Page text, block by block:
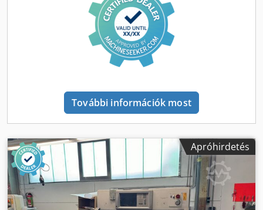
További információk most
Apróhirdetés